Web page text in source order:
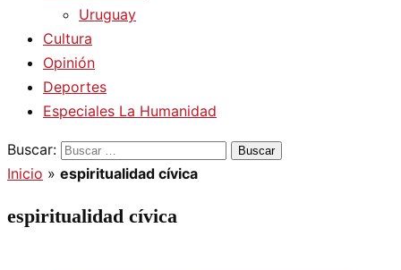
Uruguay
Cultura
Opinión
Deportes
Especiales La Humanidad
Buscar:
Inicio » espiritualidad cívica
espiritualidad cívica